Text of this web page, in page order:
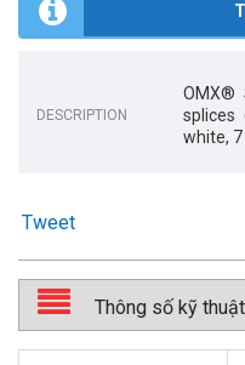
DESCRIPTION
OMX®
splices
white,
Tweet
Thông số kỹ thuật